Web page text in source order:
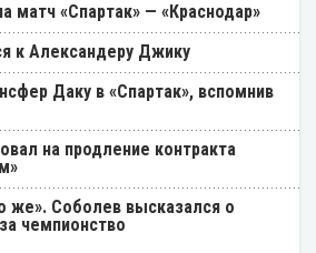
матч «Спартак» — «Краснодар»
к Александеру Джику
Даку в «Спартак», вспомнив
на продление контракта
же». Соболев высказался о
чемпионство